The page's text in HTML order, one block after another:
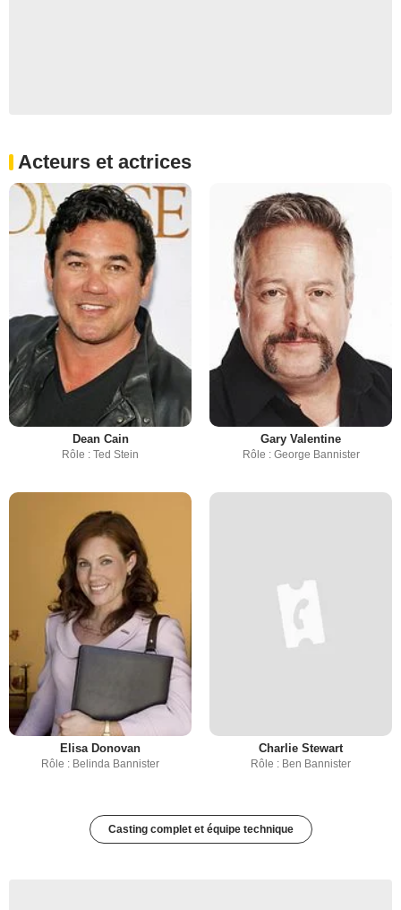
Acteurs et actrices
Dean Cain
Rôle : Ted Stein
Gary Valentine
Rôle : George Bannister
Elisa Donovan
Rôle : Belinda Bannister
Charlie Stewart
Rôle : Ben Bannister
Casting complet et équipe technique